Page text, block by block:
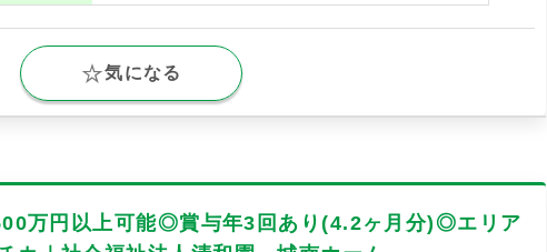
気になる
万円以上可能◎賞与年3回あり(4.2ヶ月分)◎エリア